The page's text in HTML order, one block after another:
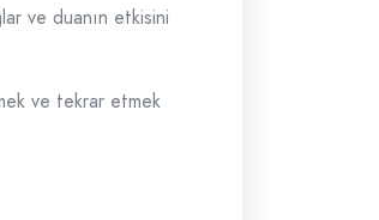
ve duanın etkisini
ve tekrar etmek